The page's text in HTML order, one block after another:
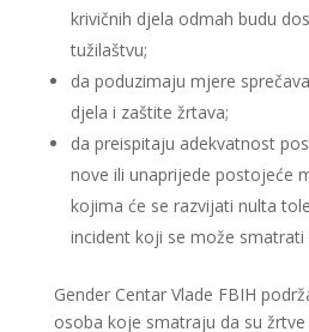
krivičnih djela odmah budu
tužilaštvu;
da poduzimaju mjere
djela i zaštite žrtava;
da preispitaju adekvatnost
nove ili unaprijede postojeće
kojima će se razvijati nulta
incident koji se može smatrati
Gender Centar Vlade FBIH
osoba koje smatraju da su